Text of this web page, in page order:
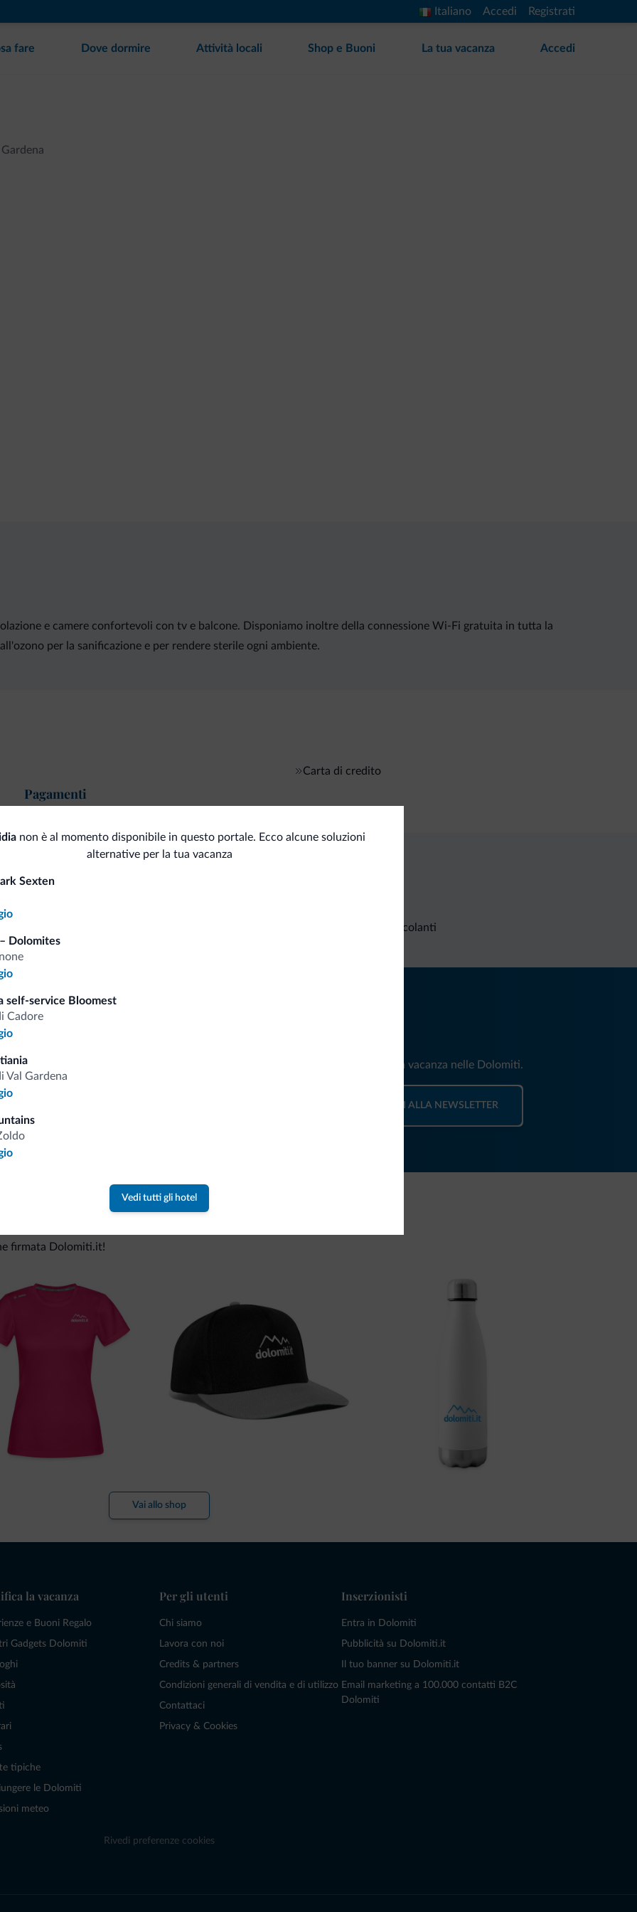
Italiano Accedi Registrati
fare Dove dormire Attività locali Shop e Buoni La tua vacanza Accedi
e camere confortevoli con tv e balcone. Disponiamo inoltre della connessione Wi-Fi gratuita in tutta la
per la sanificazione e per rendere sterile ogni ambiente.
Pagamenti
Carta di credito
non è al momento disponibile in questo portale. Ecco alcune soluzioni
alternative per la tua vacanza
Sexten
Dolomites
self-service Bloomest
Cadore
Val Gardena
Vedi tutti gli hotel
Richieste non vincolanti
Riceverai informazioni, offerte esclusive e news per la tua vacanza nelle Dolomiti.
ISCRIVITI ALLA NEWSLETTER
collezione
firmata Dolomiti.it!
Vai allo shop
la vacanza
e Buoni Regalo
Gadgets Dolomiti
tipiche
le Dolomiti
meteo
Per gli utenti
Chi siamo
Lavora con noi
Credits & partners
Condizioni generali di vendita e di utilizzo
Contattaci
Privacy & Cookies
Inserzionisti
Entra in Dolomiti
Pubblicità su Dolomiti.it
Il tuo banner su Dolomiti.it
Email marketing a 100.000 contatti B2C
Dolomiti
Rivedi preferenze cookies